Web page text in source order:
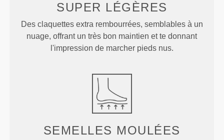
SUPER LÉGÈRES
Des claquettes extra rembourrées, semblables à un
nuage, offrant un très bon maintien et te donnant
l'impression de marcher pieds nus.
SEMELLES MOULÉES